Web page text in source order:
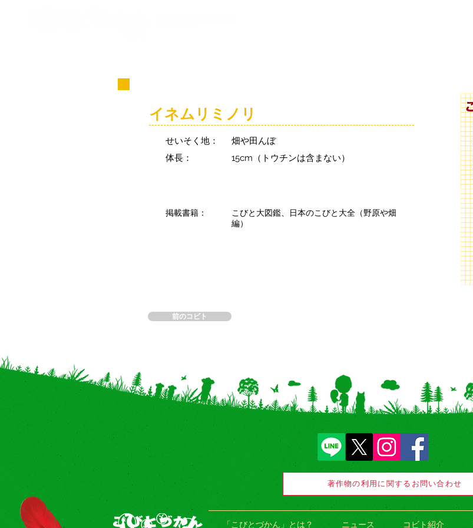
イネムリミノリ
せいそく地：
体長：
畑や田んぼ
15cm（トウチンは含まない）
掲載書籍：
こびと大図鑑、日本のこびと大全（野原や畑
編）
前のコビト
著作物の利用に関するお問い合わせ
「こびとづかん」とは？ ニュース コビト紹介